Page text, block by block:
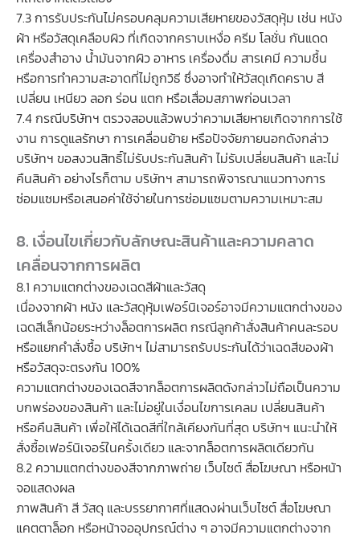
7.3 การรับประกันไม่ครอบคลุมความเสียหายของวัสดุหุ้ม เช่น หนัง
ผ้า หรือวัสดุเคลือบผิว ที่เกิดจากคราบเหงื่อ ครีม โลชั่น กันแดด
เครื่องสำอาง น้ำมันจากผิว อาหาร เครื่องดื่ม สารเคมี ความชื้น
หรือการทำความสะอาดที่ไม่ถูกวิธี ซึ่งอาจทำให้วัสดุเกิดคราบ สี
เปลี่ยน เหนียว ลอก ร่อน แตก หรือเสื่อมสภาพก่อนเวลา
7.4 กรณีบริษัทฯ ตรวจสอบแล้วพบว่าความเสียหายเกิดจากการใช้
งาน การดูแลรักษา การเคลื่อนย้าย หรือปัจจัยภายนอกดังกล่าว
บริษัทฯ ขอสงวนสิทธิ์ไม่รับประกันสินค้า ไม่รับเปลี่ยนสินค้า และไม่
คืนสินค้า อย่างไรก็ตาม บริษัทฯ สามารถพิจารณาแนวทางการ
ซ่อมแซมหรือเสนอค่าใช้จ่ายในการซ่อมแซมตามความเหมาะสม
8. เงื่อนไขเกี่ยวกับลักษณะสินค้าและความคลาด
เคลื่อนจากการผลิต
8.1 ความแตกต่างของเฉดสีผ้าและวัสดุ
เนื่องจากผ้า หนัง และวัสดุหุ้มเฟอร์นิเจอร์อาจมีความแตกต่างของ
เฉดสีเล็กน้อยระหว่างล็อตการผลิต กรณีลูกค้าสั่งสินค้าคนละรอบ
หรือแยกคำสั่งซื้อ บริษัทฯ ไม่สามารถรับประกันได้ว่าเฉดสีของผ้า
หรือวัสดุจะตรงกัน 100%
ความแตกต่างของเฉดสีจากล็อตการผลิตดังกล่าวไม่ถือเป็นความ
บกพร่องของสินค้า และไม่อยู่ในเงื่อนไขการเคลม เปลี่ยนสินค้า
หรือคืนสินค้า เพื่อให้ได้เฉดสีที่ใกล้เคียงกันที่สุด บริษัทฯ แนะนำให้
สั่งซื้อเฟอร์นิเจอร์ในครั้งเดียว และจากล็อตการผลิตเดียวกัน
8.2 ความแตกต่างของสีจากภาพถ่าย เว็บไซต์ สื่อโฆษณา หรือหน้า
จอแสดงผล
ภาพสินค้า สี วัสดุ และบรรยากาศที่แสดงผ่านเว็บไซต์ สื่อโฆษณา
แคตตาล็อก หรือหน้าจออุปกรณ์ต่าง ๆ อาจมีความแตกต่างจาก